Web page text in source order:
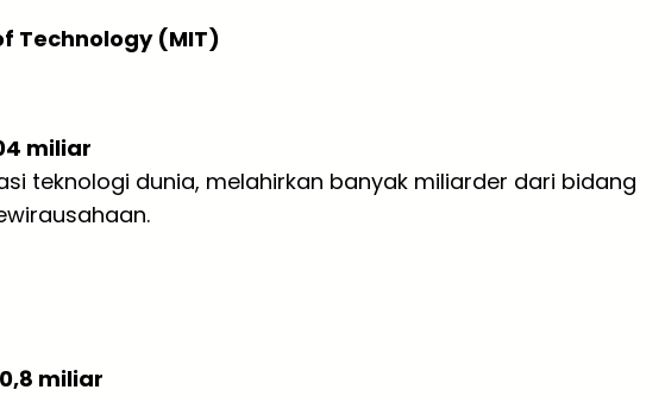
Technology (MIT)
miliar
teknologi dunia, melahirkan banyak miliarder dari bidang
miliar